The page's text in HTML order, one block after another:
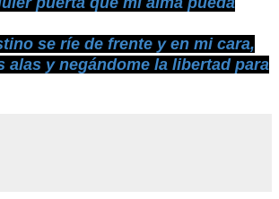
se ríe de frente y en mi cara,
alas y negándome la libertad para